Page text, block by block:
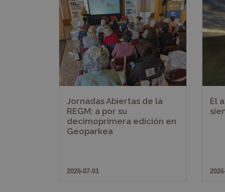
Jornadas Abiertas de la
REGM: a por su
decimoprimera edición en
Geoparkea
2026-07-01
El
Nombre
_ga
Nombre
YSC
VISITOR_INFO1_LIVE
ROLLOUT_TOKEN
Nombre
sessionid
kookia
messages
Nombre
__Secure-YNID